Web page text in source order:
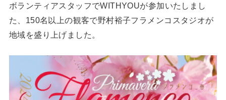
ボランティアスタッフでWITHYOUが参加いたしまし
た、150名以上の観客で野村裕子フラメンコスタジオが
地域を盛り上げました。